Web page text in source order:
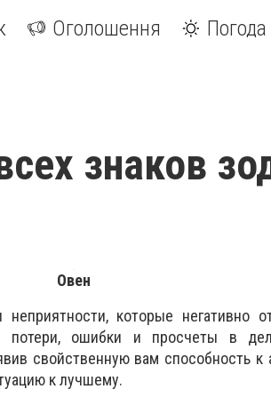
Оголошення Погода
знаков
Овен
которые негативно
потери, ошибки и просчеты в
свойственную вам способность к
к лучшему.